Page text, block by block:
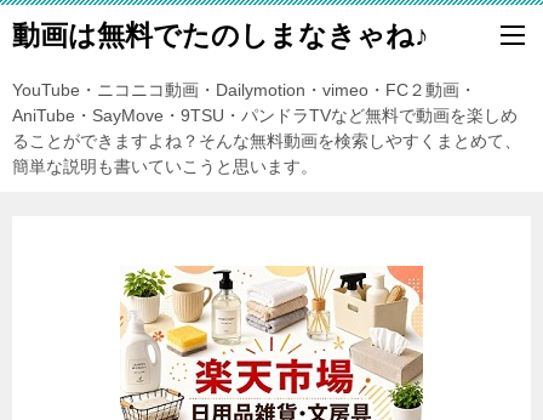
動画は無料でたのしまなきゃね♪
YouTube・ニコニコ動画・Dailymotion・vimeo・FC２動画・
AniTube・SayMove・9TSU・パンドラTVなど無料で動画を楽しめ
ることができますよね？そんな無料動画を検索しやすくまとめて、
簡単な説明も書いていこうと思います。